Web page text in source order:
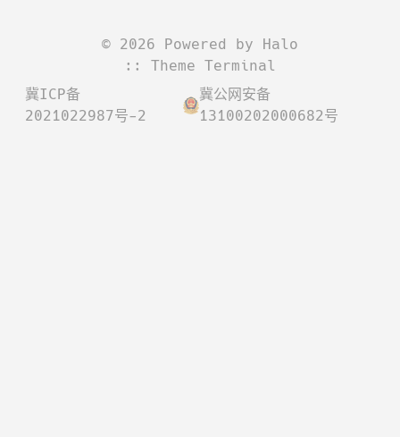
© 2026 Powered by Halo
:: Theme Terminal
冀ICP备
2021022987号-2
冀公网安备
13100202000682号